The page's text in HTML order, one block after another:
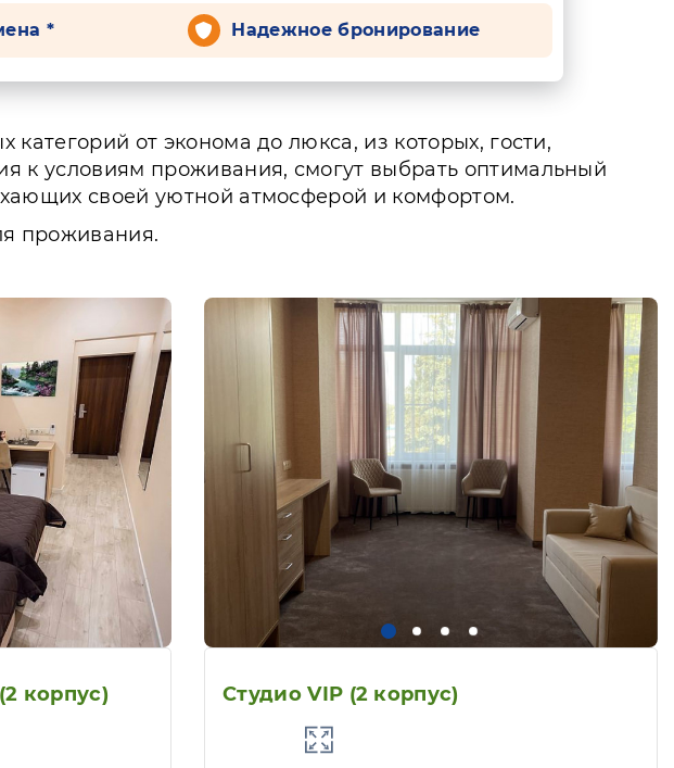
* Надежное бронирование
от эконома до люкса, из которых, гости,
к условиям проживания, смогут выбрать оптимальный
своей уютной атмосферой и комфортом.
проживания.
корпус) Студио VIP (2 корпус)